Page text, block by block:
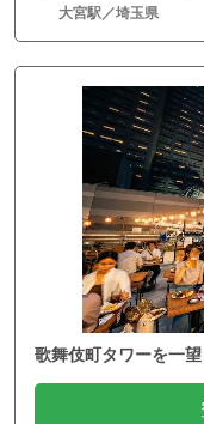
大宮駅／埼玉県
歌舞伎町タワーを一